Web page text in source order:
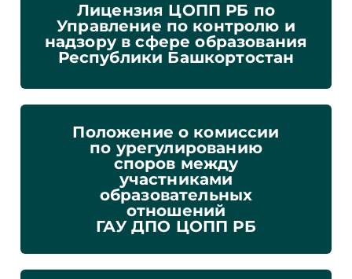
Лицензия ЦОПП РБ по
Управление по контролю и
надзору в сфере образования
Республики Башкортостан
Положение о комиссии
по урегулированию
споров между
участниками
образовательных
отношений
ГАУ ДПО ЦОПП РБ